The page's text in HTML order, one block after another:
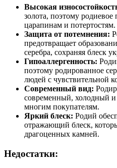
Высокая
золота, поэтому
царапинам и потертостям.
Защита от потемнения:
предотвращает
серебра, сохраняя блеск
Гипоаллергенность:
поэтому родированное
людей с чувствительной
Современный вид:
современный, холодный
многим покупателям.
Яркий блеск: Родий
отражающий блеск,
драгоценных камней.
Недостатки: